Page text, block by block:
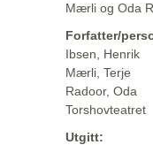
Mærli og Oda
Forfatter/
Ibsen, Henrik
Mærli, Terje
Radoor, Oda
Torshovteatret
Utgitt: